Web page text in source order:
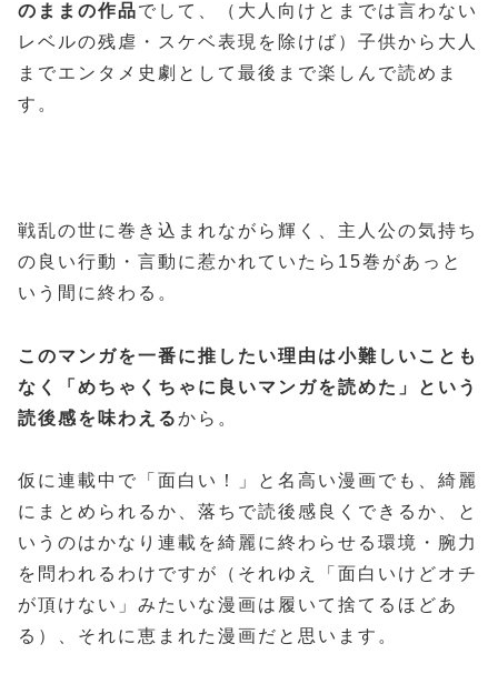
のままの作品でして、（大人向けとまでは言わない
レベルの残虐・スケベ表現を除けば）子供から大人
までエンタメ史劇として最後まで楽しんで読めま
す。
戦乱の世に巻き込まれながら輝く、主人公の気持ち
の良い行動・言動に惹かれていたら15巻があっと
いう間に終わる。
このマンガを一番に推したい理由は小難しいことも
なく「めちゃくちゃに良いマンガを読めた」という
読後感を味わえるから。
仮に連載中で「面白い！」と名高い漫画でも、綺麗
にまとめられるか、落ちで読後感良くできるか、と
いうのはかなり連載を綺麗に終わらせる環境・腕力
を問われるわけですが（それゆえ「面白いけどオチ
が頂けない」みたいな漫画は履いて捨てるほどあ
る）、それに恵まれた漫画だと思います。